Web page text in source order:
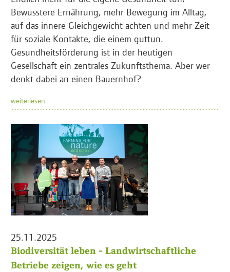
Bewusstere Ernährung, mehr Bewegung im Alltag,
auf das innere Gleichgewicht achten und mehr Zeit
für soziale Kontakte, die einem guttun.
Gesundheitsförderung ist in der heutigen
Gesellschaft ein zentrales Zukunftsthema. Aber wer
denkt dabei an einen Bauernhof?
weiterlesen
25.11.2025
Biodiversität leben - Landwirtschaftliche
Betriebe zeigen, wie es geht